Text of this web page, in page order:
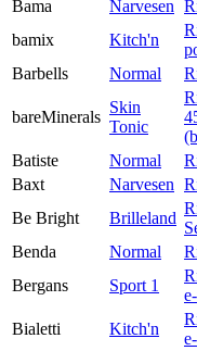
Bama
Narvesen
bamix
Kitch'n
Barbells
Normal
bareMinerals
Skin
Tonic
Batiste
Normal
Baxt
Narvesen
Be Bright
Brilleland
Benda
Normal
Bergans
Sport 1
Bialetti
Kitch'n